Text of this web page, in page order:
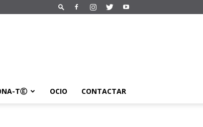
TⒺ OCIO CONTACTAR